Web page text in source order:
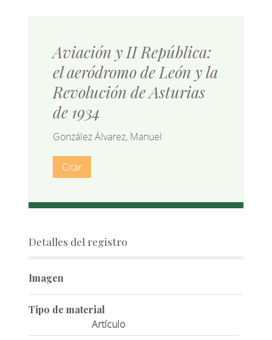
Aviación y II República:
el aeródromo de León y la
Revolución de Asturias
de 1934
González Álvarez, Manuel
Citar
Detalles del registro
Imagen
Tipo de material
Artículo